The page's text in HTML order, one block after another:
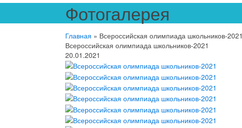
Фотогалерея
Главная » Всероссийская олимпиада школьников-2021
Всероссийская олимпиада школьников-2021
20.01.2021